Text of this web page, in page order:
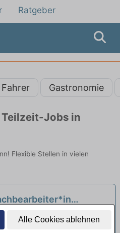
Alle Cookies ablehnen
Ratgeber
Fahrer Gastronomie
Jobs in
Flexible Stellen in vielen
oder Teilzeit
für ausländisches
und Völkerrecht |